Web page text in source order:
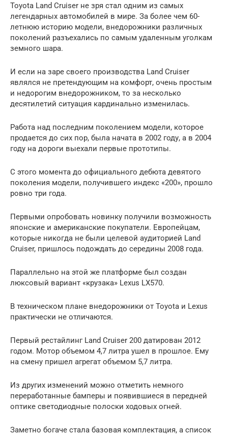
Toyota Land Cruiser не зря стал одним из самых
легендарных автомобилей в мире. За более чем 60-
летнюю историю модели, внедорожники различных
поколений разъехались по самым удаленным уголкам
земного шара.
И если на заре своего производства Land Cruiser
являлся не претендующим на комфорт, очень простым
и недорогим внедорожником, то за несколько
десятилетий ситуация кардинально изменилась.
Работа над последним поколением модели, которое
продается до сих пор, была начата в 2002 году, а в 2004
году на дороги выехали первые прототипы.
С этого момента до официального дебюта девятого
поколения модели, получившего индекс «200», прошло
ровно три года.
Первыми опробовать новинку получили возможность
японские и американские покупатели. Европейцам,
которые никогда не были целевой аудиторией Land
Cruiser, пришлось подождать до середины 2008 года.
Параллельно на этой же платформе был создан
люксовый вариант «крузака» Lexus LX570.
В техническом плане внедорожники от Toyota и Lexus
практически не отличаются.
Первый рестайлинг Land Cruiser 200 датирован 2012
годом. Мотор объемом 4,7 литра ушел в прошлое. Ему
на смену пришел агрегат объемом 5,7 литра.
Из других изменений можно отметить немного
переработанные бамперы и появившиеся в передней
оптике светодиодные полоски ходовых огней.
Заметно богаче стала базовая комплектация, а список